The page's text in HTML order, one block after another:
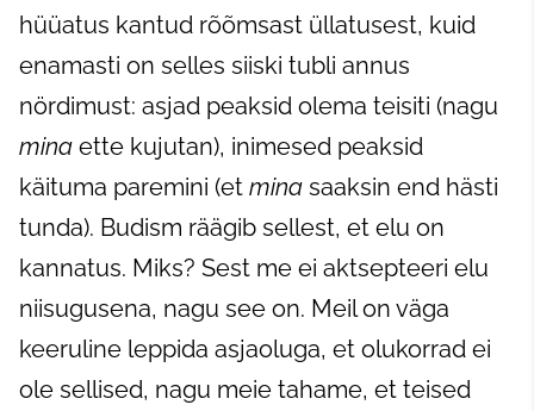
hüüatus kantud rõõmsast üllatusest, kuid
enamasti on selles siiski tubli annus
nördimust: asjad peaksid olema teisiti (nagu
mina ette kujutan), inimesed peaksid
käituma paremini (et mina saaksin end hästi
tunda). Budism räägib sellest, et elu on
kannatus. Miks? Sest me ei aktsepteeri elu
niisugusena, nagu see on. Meil on väga
keeruline leppida asjaoluga, et olukorrad ei
ole sellised, nagu meie tahame, et teised